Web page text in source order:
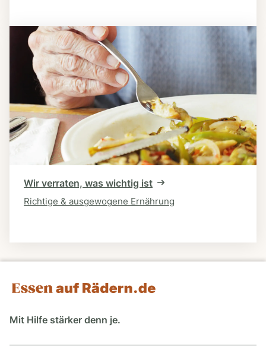
Wir verraten, was wichtig ist
Richtige & ausgewogene Ernährung
Mit Hilfe stärker denn je.